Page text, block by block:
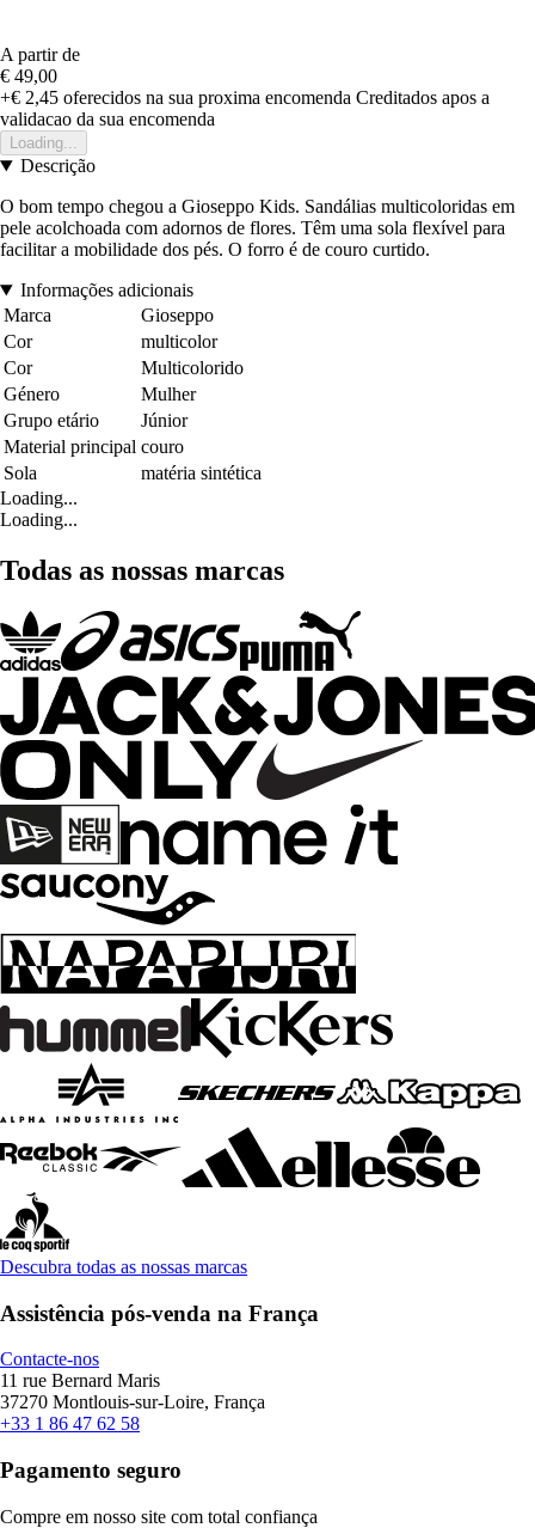
A partir de
€ 49,00
+€ 2,45 oferecidos na sua proxima encomenda Creditados apos a
validacao da sua encomenda
Loading...
Descrição
O bom tempo chegou a Gioseppo Kids. Sandálias multicoloridas em
pele acolchoada com adornos de flores. Têm uma sola flexível para
facilitar a mobilidade dos pés. O forro é de couro curtido.
Informações adicionais
Marca
Gioseppo
Cor
multicolor
Cor
Multicolorido
Género
Mulher
Grupo etário
Júnior
Material principal couro
Sola
matéria sintética
Loading...
Loading...
Todas as nossas marcas
Descubra todas as nossas marcas
Assistência pós-venda na França
Contacte-nos
11 rue Bernard Maris
37270 Montlouis-sur-Loire, França
+33 1 86 47 62 58
Pagamento seguro
Compre em nosso site com total confiança